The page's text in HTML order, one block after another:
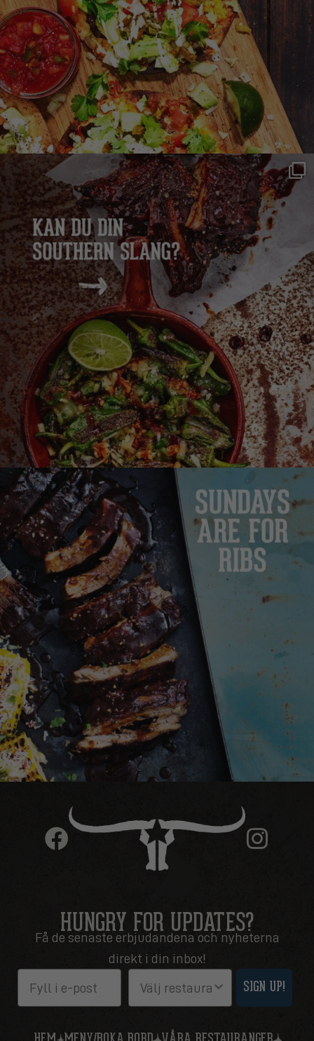
HUNGRY FOR UPDATES?
Få de senaste erbjudandena och nyheterna
direkt i din inbox!
SIGN UP!